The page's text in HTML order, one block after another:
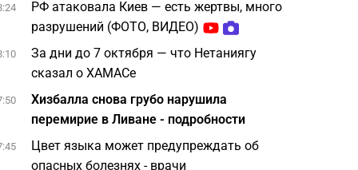
РФ атаковала Киев — есть жертвы, много
разрушений (ФОТО, ВИДЕО)
За дни до 7 октября — что Нетаниягу
сказал о ХАМАСе
Хизбалла снова грубо нарушила
перемирие в Ливане - подробности
Цвет языка может предупреждать об
опасных болезнях - врачи